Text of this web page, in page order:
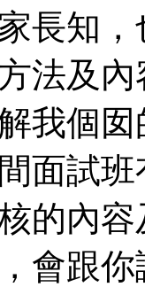
長知
法及
我個
面試
的內
會跟